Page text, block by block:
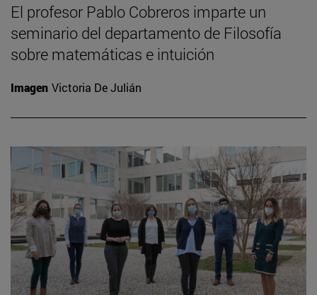
El profesor Pablo Cobreros imparte un
seminario del departamento de Filosofía
sobre matemáticas e intuición
Imagen Victoria De Julián